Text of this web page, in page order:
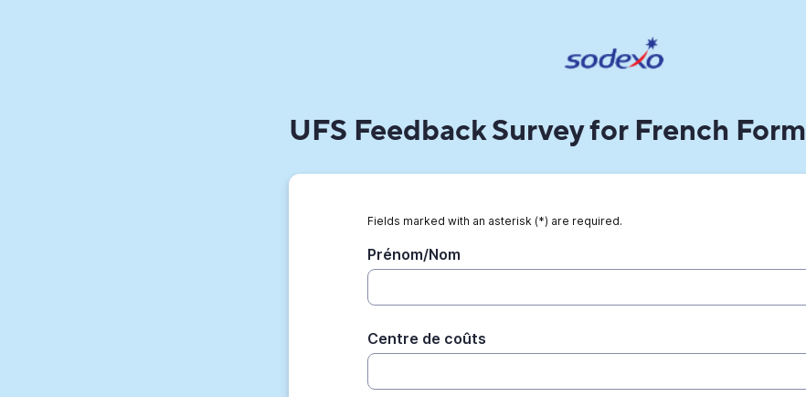
UFS Feedback Survey for French Form
Fields marked with an asterisk (*) are required.
Prénom/Nom
Centre de coûts